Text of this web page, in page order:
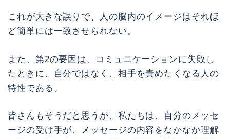
これが大きな誤りで、人の脳内のイメージはそれほ
ど簡単には一致させられない。
また、第2の要因は、コミュニケーションに失敗し
たときに、自分ではなく、相手を責めたくなる人の
特性である。
皆さんもそうだと思うが、私たちは、自分のメッセ
ージの受け手が、メッセージの内容をなかなか理解